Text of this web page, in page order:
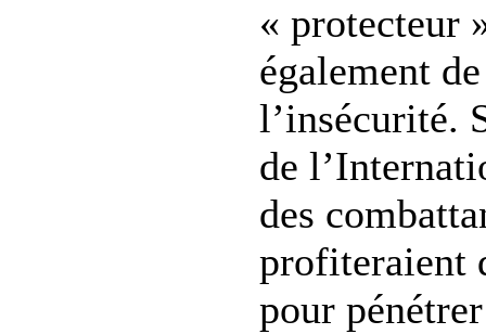
« protecteur
également
l’insécurité.
de
des
profiteraient
pour